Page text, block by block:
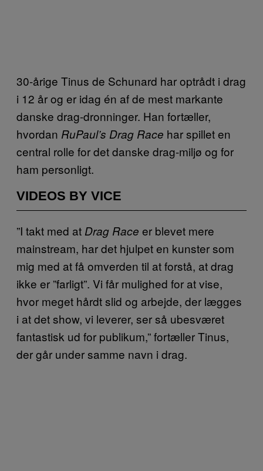
30-årige Tinus de Schunard har optrådt i drag
i 12 år og er idag én af de mest markante
danske drag-dronninger. Han fortæller,
hvordan RuPaul’s Drag Race har spillet en
central rolle for det danske drag-miljø og for
ham personligt.
VIDEOS BY VICE
”I takt med at Drag Race er blevet mere
mainstream, har det hjulpet en kunster som
mig med at få omverden til at forstå, at drag
ikke er ”farligt”. Vi får mulighed for at vise,
hvor meget hårdt slid og arbejde, der lægges
i at det show, vi leverer, ser så ubesværet
fantastisk ud for publikum,” fortæller Tinus,
der går under samme navn i drag.